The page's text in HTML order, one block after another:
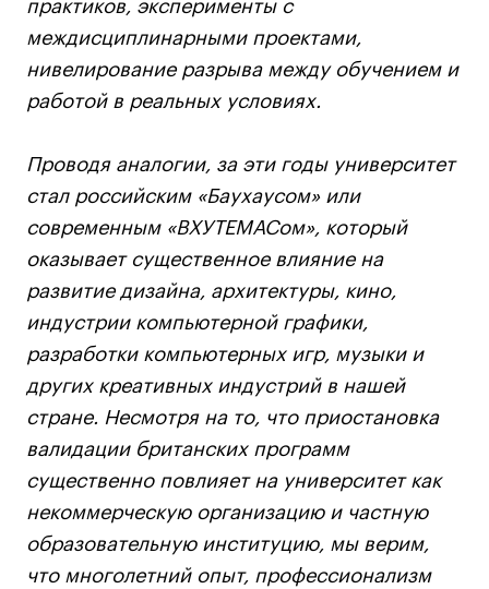
© 2026 БВШД
Политика конфиденциальности
Публичная оферта
Условия возврата
Лицензия на осуществление образовательной
деятельности АНО ВО «Универсальный
Университет»
Карта сайта
практиков, эксперименты с
междисциплинарными проектами,
нивелирование разрыва между обучением и
работой в реальных условиях.
Проводя аналогии, за эти годы университет
стал российским «Баухаусом» или
современным «ВХУТЕМАСом», который
оказывает существенное влияние на
развитие дизайна, архитектуры, кино,
индустрии компьютерной графики,
разработки компьютерных игр, музыки и
других креативных индустрий в нашей
стране. Несмотря на то, что приостановка
валидации британских программ
существенно повлияет на университет как
некоммерческую организацию и частную
образовательную институцию, мы верим,
что многолетний опыт, профессионализм